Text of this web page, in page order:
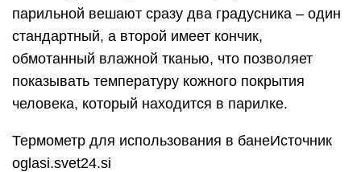
парильной вешают сразу два градусника – один
стандартный, а второй имеет кончик,
обмотанный влажной тканью, что позволяет
показывать температуру кожного покрытия
человека, который находится в парилке.
Термометр для использования в банеИсточник
oglasi.svet24.si